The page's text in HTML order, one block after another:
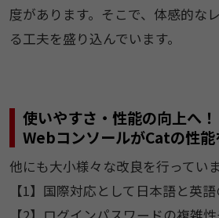
度があります。そこで、体感的な
る工夫を盛り込んでいます。
使いやすさ・性能の向上へ！
WebコンソールがCatの性能
他にも大小様々な改良を行っていま
【1】国際対応として日本語と英